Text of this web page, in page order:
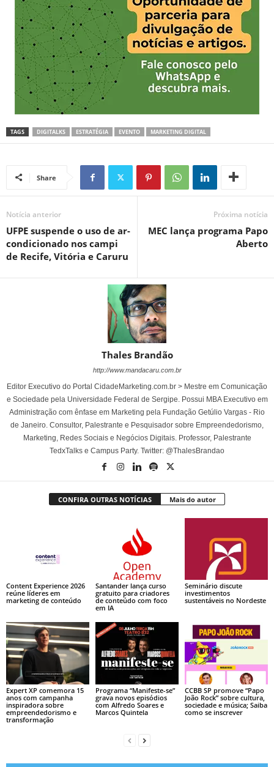
TAGS DIGITALKS ESTRATÉGIA EVENTO MARKETING DIGITAL
Share
Notícia anterior
UFPE suspende o uso de ar-
condicionado nos campi
de Recife, Vitória e Caruru
Próxima notícia
MEC lança programa Papo
Aberto
Thales Brandão
http://www.mandacaru.com.br
Editor Executivo do Portal CidadeMarketing.com.br > Mestre em Comunicação
e Sociedade pela Universidade Federal de Sergipe. Possui MBA Executivo em
Administração com ênfase em Marketing pela Fundação Getúlio Vargas - Rio
de Janeiro. Consultor, Palestrante e Pesquisador sobre Empreendedorismo,
Marketing, Redes Sociais e Negócios Digitais. Professor, Palestrante
TedxTalks e Campus Party. Twitter: @ThalesBrandao
CONFIRA OUTRAS NOTÍCIAS Mais do autor
Content Experience 2026
reúne líderes em
marketing de conteúdo
Santander lança curso
gratuito para criadores
de conteúdo com foco
em IA
Seminário discute
investimentos
sustentáveis no Nordeste
Expert XP comemora 15
anos com campanha
inspiradora sobre
empreendedorismo e
transformação
Programa “Manifeste-se”
grava novos episódios
com Alfredo Soares e
Marcos Quintela
CCBB SP promove “Papo
João Rock” sobre cultura,
sociedade e música; Saiba
como se inscrever